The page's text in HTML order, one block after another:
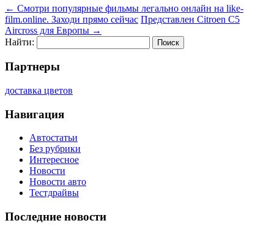
← Смотри популярные фильмы легально онлайн на like-
film.online. Заходи прямо сейчас Представлен Citroen C5
Aircross для Европы →
Найти:
Партнеры
доставка цветов
Навигация
Автостатьи
Без рубрики
Интересное
Новости
Новости авто
Тестдрайвы
Последние новости